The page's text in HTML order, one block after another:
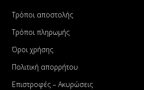
Τρόποι αποστολής
Τρόποι πληρωμής
Όροι χρήσης
Πολιτική απορρήτου
Επιστροφές – Ακυρώσεις